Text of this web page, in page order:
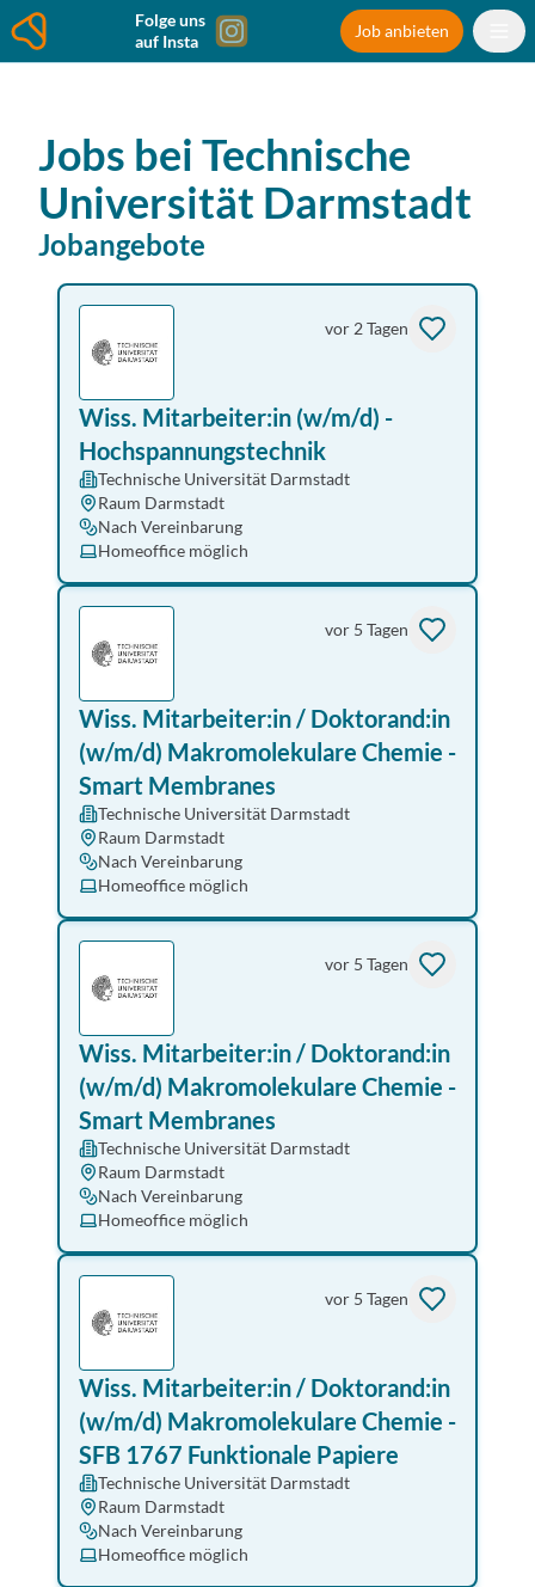
Folge uns
auf Insta
Job anbieten
Jobs bei Technische
Universität Darmstadt
Jobangebote
vor 2 Tagen
Wiss. Mitarbeiter:in (w/m/d) -
Hochspannungstechnik
Technische Universität Darmstadt
Raum Darmstadt
Nach Vereinbarung
Homeoffice möglich
vor 5 Tagen
Wiss. Mitarbeiter:in / Doktorand:in
(w/m/d) Makromolekulare Chemie -
Smart Membranes
Technische Universität Darmstadt
Raum Darmstadt
Nach Vereinbarung
Homeoffice möglich
vor 5 Tagen
Wiss. Mitarbeiter:in / Doktorand:in
(w/m/d) Makromolekulare Chemie -
Smart Membranes
Technische Universität Darmstadt
Raum Darmstadt
Nach Vereinbarung
Homeoffice möglich
vor 5 Tagen
Wiss. Mitarbeiter:in / Doktorand:in
(w/m/d) Makromolekulare Chemie -
SFB 1767 Funktionale Papiere
Technische Universität Darmstadt
Raum Darmstadt
Nach Vereinbarung
Homeoffice möglich